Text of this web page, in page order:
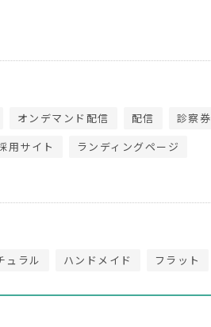
オンデマンド配信 配信 診察券
用サイト
ランディングページ
ュラル ハンドメイド フラット